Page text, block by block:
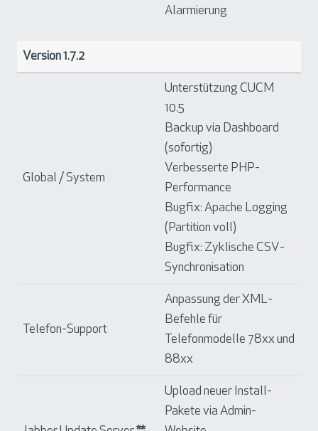
Alarmierung
Version 1.7.2
Global / System
Unterstützung CUCM
10.5
Backup via Dashboard
(sofortig)
Verbesserte PHP-
Performance
Bugfix: Apache Logging
(Partition voll)
Bugfix: Zyklische CSV-
Synchronisation
Telefon-Support
Anpassung der XML-
Befehle für
Telefonmodelle 78xx und
88xx
Upload neuer Install-
Pakete via Admin-